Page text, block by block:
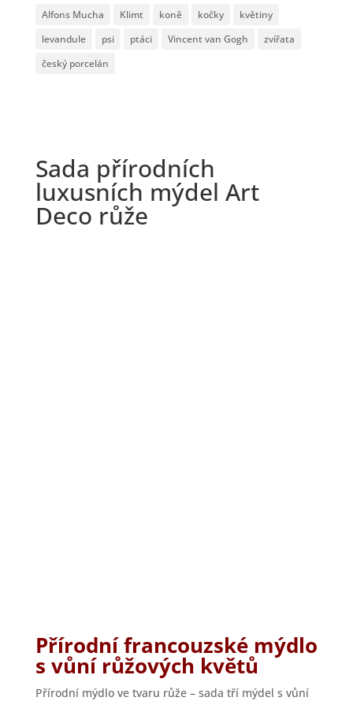
Alfons Mucha Klimt koně kočky
květiny
levandule
psi ptáci Vincent van Gogh
zvířata
český porcelán
Sada přírodních
luxusních mýdel Art
Deco růže
Přírodní francouzské mýdlo
s vůní růžových květů
Přírodní mýdlo ve tvaru růže – sada tří mýdel s vůní